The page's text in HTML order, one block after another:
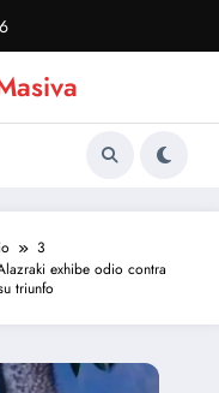
3
exhibe odio contra
triunfo